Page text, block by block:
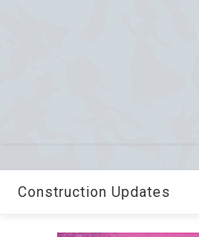
Construction Updates